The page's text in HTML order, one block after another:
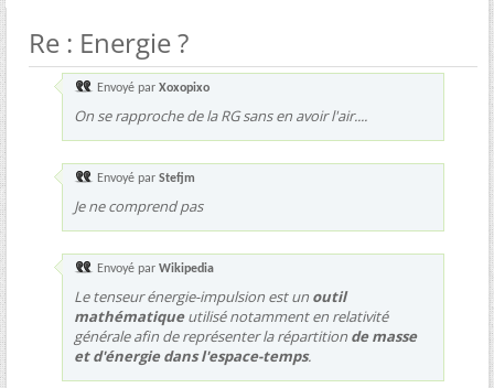
Re : Energie ?
Envoyé par Xoxopixo
On se rapproche de la RG sans en avoir l'air....
Envoyé par Stefjm
Je ne comprend pas
Envoyé par Wikipedia
Le tenseur énergie-impulsion est un outil
mathématiqueutilisé notamment en relativité
générale afin de représenter la répartition de masse
et d'énergie dans l'espace-temps.